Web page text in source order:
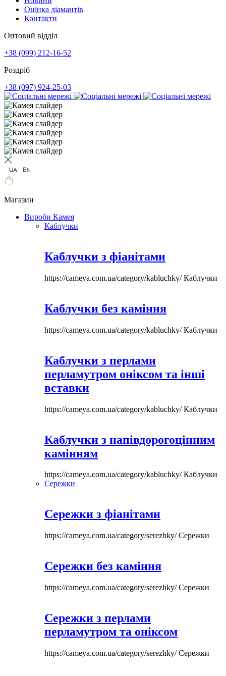
Оцінка діамантів
Контакти
Оптовий відділ
+38 (099) 212-16-52
Роздріб
+38 (097) 924-25-03
Магазин
Вироби Камея
Каблучки
Каблучки з фіанітами
https://cameya.com.ua/category/kabluchky/Каблучки
Каблучки без каміння
https://cameya.com.ua/category/kabluchky/Каблучки
Каблучки з перлами
перламутром оніксом та інші
вставки
https://cameya.com.ua/category/kabluchky/Каблучки
Каблучки з напівдорогоцінним
камінням
https://cameya.com.ua/category/kabluchky/Каблучки
Сережки
Сережки з фіанітами
https://cameya.com.ua/category/serezhky/Сережки
Сережки без каміння
https://cameya.com.ua/category/serezhky/Сережки
Сережки з перлами
перламутром та оніксом
https://cameya.com.ua/category/serezhky/Сережки